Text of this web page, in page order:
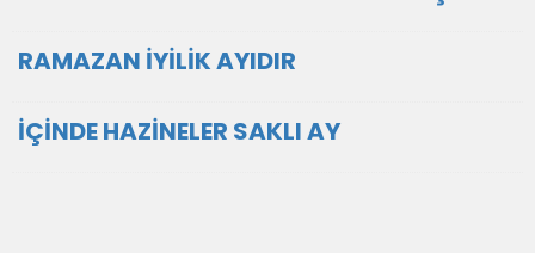
RAMAZAN İYİLİK AYIDIR
İÇİNDE HAZİNELER SAKLI AY